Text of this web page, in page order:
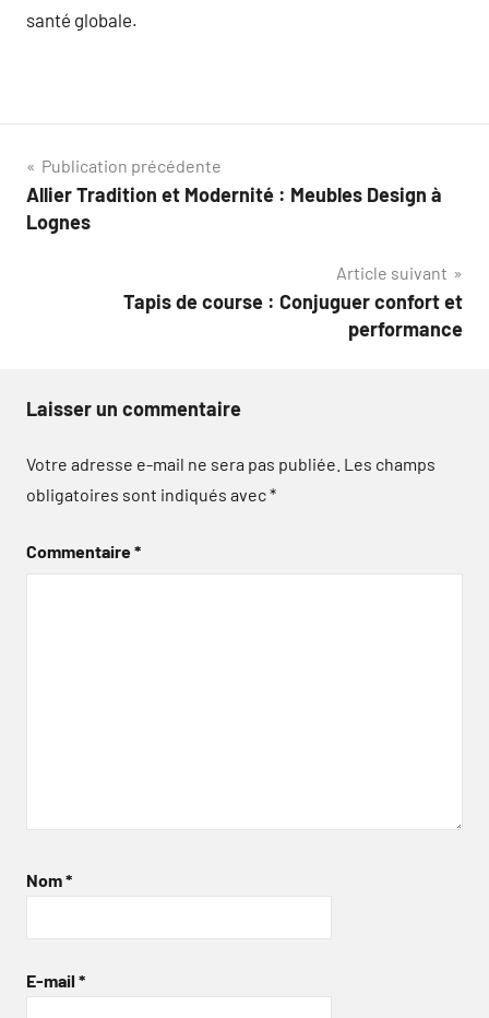
santé globale.
Navigation
de
Publication précédente
Allier Tradition et Modernité : Meubles Design à
Lognes
Article suivant
Tapis de course : Conjuguer confort et
performance
Laisser un commentaire
Votre adresse e-mail ne sera pas publiée. Les champs
obligatoires sont indiqués avec*
Commentaire*
Nom*
E-mail *